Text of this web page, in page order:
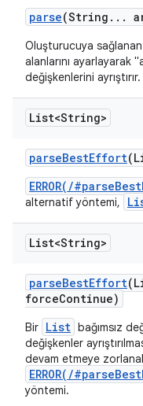
parse(String . . .
Oluşturucuya
alanlarını ayarlayarak
değişkenlerini ayrıştırır.
List<String>
parseBestEffort
ERROR(/
alternatif yöntemi,
List<String>
parseBestEffort
forceContinue)
Bir List bağımsız
değişkenler
devam etmeye
ERROR(/
yöntemi.